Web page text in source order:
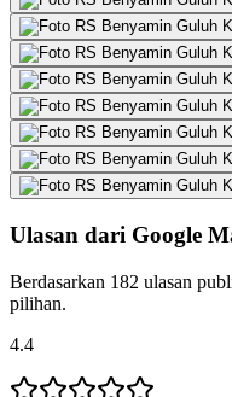
Ulasan dari Google
Berdasarkan 182 ulasan
pilihan.
4.4